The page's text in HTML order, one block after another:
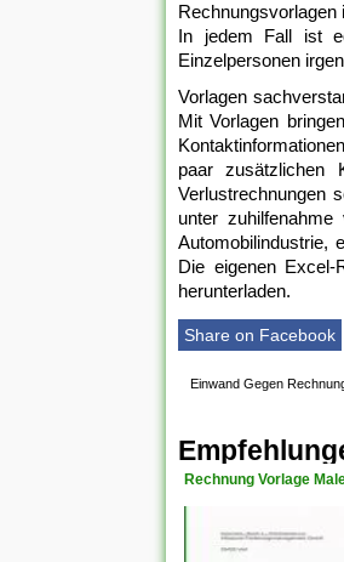
Rechnungsvorlagen
In jedem Fall ist
Einzelpersonen
Vorlagen
Mit Vorlagen
paar zusätzlichen
Verlustrechnungen
unter
Automobilindustrie,
Die eigenen Excel-
herunterladen.
Share on Facebook
Einwand Gegen
Rechnung Vorlage